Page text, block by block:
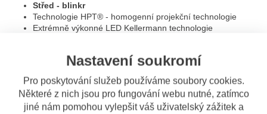
Nastavení soukromí
Pro poskytování služeb používáme soubory cookies.
Některé z nich jsou pro fungování webu nutné, zatímco
jiné nám pomohou vylepšit váš uživatelský zážitek a
Střed - blinkr
Technologie HPT® - homogenní projekční technologie
Extrémně výkonné LED Kellermann technologie
Kvalitní kovové tělo blinkru
Evropská ochrana designu
Připevnění šroubkem M8 x 20
V balení je pouze 1 ks!